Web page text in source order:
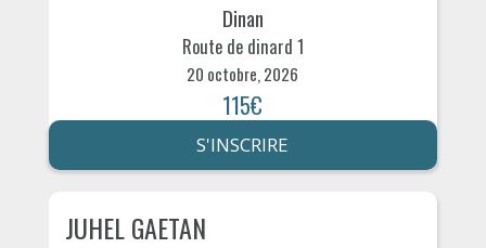
Dinan
Route de dinard 1
20 octobre, 2026
115€
S'INSCRIRE
JUHEL GAETAN